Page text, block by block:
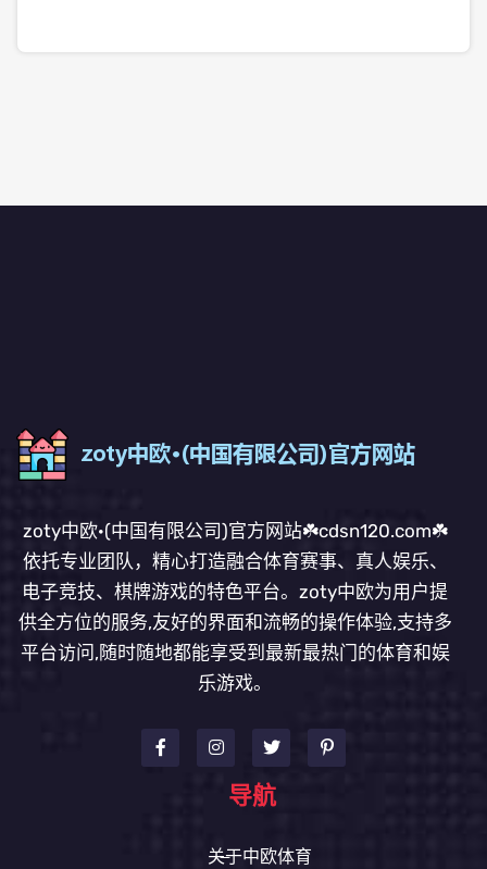
zoty中欧·(中国有限公司)官方网站☘️cdsn120.com☘️
依托专业团队，精心打造融合体育赛事、真人娱乐、
电子竞技、棋牌游戏的特色平台。zoty中欧为用户提
供全方位的服务,友好的界面和流畅的操作体验,支持多
平台访问,随时随地都能享受到最新最热门的体育和娱
乐游戏。
导航
关于中欧体育